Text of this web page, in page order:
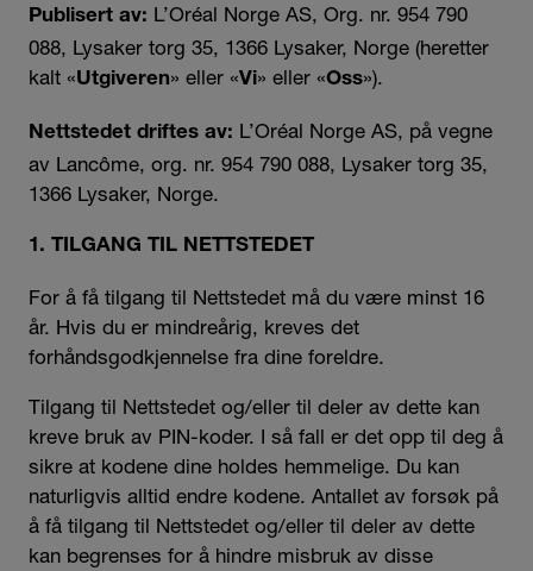
Publisert av: L’Oréal Norge AS, Org. nr. 954 790
088, Lysaker torg 35, 1366 Lysaker, Norge (heretter
kalt «Utgiveren» eller «Vi» eller «Oss»).
Nettstedet driftes av: L’Oréal Norge AS, på vegne
av Lancôme, org. nr. 954 790 088, Lysaker torg 35,
1366 Lysaker, Norge.
1. TILGANG TIL NETTSTEDET
For å få tilgang til Nettstedet må du være minst 16
år. Hvis du er mindreårig, kreves det
forhåndsgodkjennelse fra dine foreldre.
Tilgang til Nettstedet og/eller til deler av dette kan
kreve bruk av PIN-koder. I så fall er det opp til deg å
sikre at kodene dine holdes hemmelige. Du kan
naturligvis alltid endre kodene. Antallet av forsøk på
å få tilgang til Nettstedet og/eller til deler av dette
kan begrenses for å hindre misbruk av disse